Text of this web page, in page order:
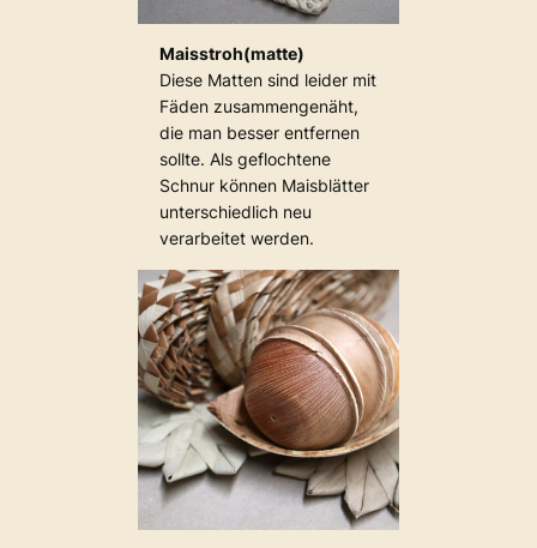
Maisstroh(matte)
Diese Matten sind leider mit
Fäden zusammengenäht,
die man besser entfernen
sollte. Als geflochtene
Schnur können Maisblätter
unterschiedlich neu
verarbeitet werden.